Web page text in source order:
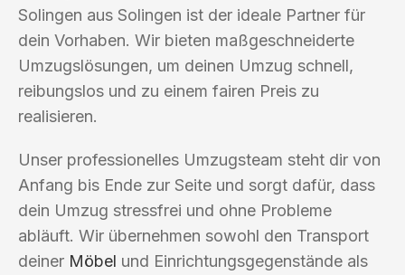
Solingen aus Solingen ist der ideale Partner für
dein Vorhaben. Wir bieten maßgeschneiderte
Umzugslösungen, um deinen Umzug schnell,
reibungslos und zu einem fairen Preis zu
realisieren.
Unser professionelles Umzugsteam steht dir von
Anfang bis Ende zur Seite und sorgt dafür, dass
dein Umzug stressfrei und ohne Probleme
abläuft. Wir übernehmen sowohl den Transport
deiner Möbel und Einrichtungsgegenstände als